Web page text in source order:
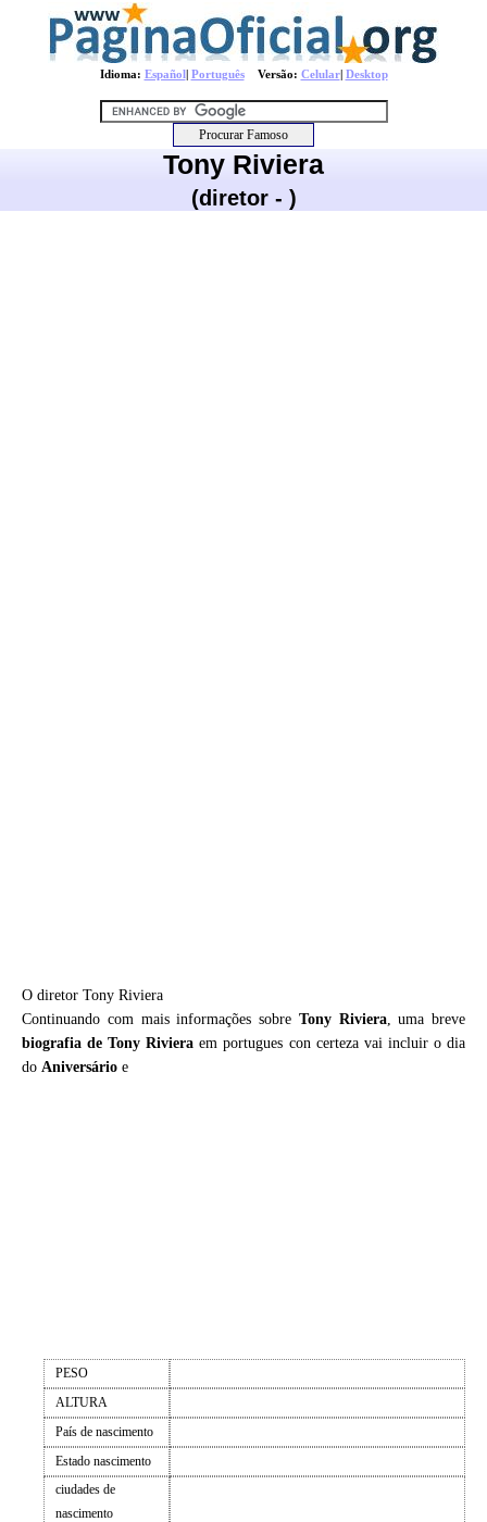
Idioma: Español| PortuguêsVersão: Celular| Desktop
Tony Riviera
(diretor - )
O diretor Tony Riviera
Continuando com mais informações sobre Tony Riviera, uma breve
biografia deTony Riviera em portugues con certeza vai incluir o dia
do Aniversário e
PESO
ALTURA
País de nascimento
Estado nascimento
ciudades de
nascimento